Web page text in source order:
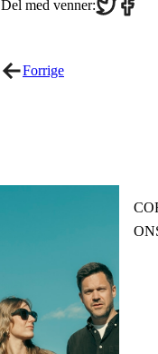
Del med venner:
on
on
Forrige